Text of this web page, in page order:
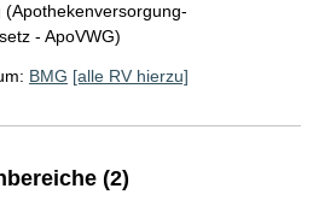
- ApoVWG)
BMG [alle RV hierzu]
(2)